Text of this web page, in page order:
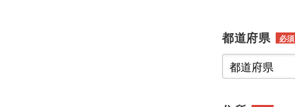
都道府県 必須